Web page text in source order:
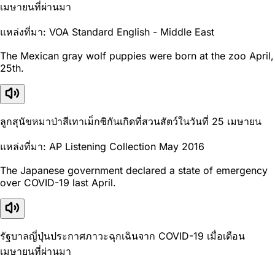
เมษายนที่ผ่านมา
แหล่งที่มา: VOA Standard English - Middle East
The Mexican gray wolf puppies were born at the zoo April,
25th.
ลูกสุนัขหมาป่าสีเทาเม็กซิกันเกิดที่สวนสัตว์ในวันที่ 25 เมษายน
แหล่งที่มา: AP Listening Collection May 2016
The Japanese government declared a state of emergency
over COVID-19 last April.
รัฐบาลญี่ปุ่นประกาศภาวะฉุกเฉินจาก COVID-19 เมื่อเดือน
เมษายนที่ผ่านมา